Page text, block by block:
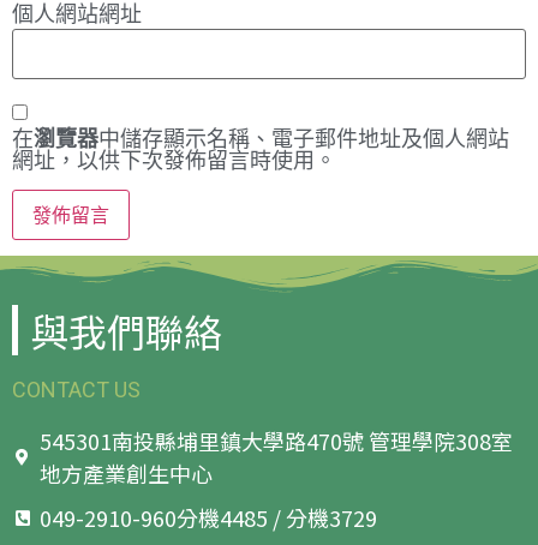
個人網站網址
在瀏覽器中儲存顯示名稱、電子郵件地址及個人網站
網址，以供下次發佈留言時使用。
與我們聯絡
CONTACT US
545301南投縣埔里鎮大學路470號 管理學院308室
地方產業創生中心
049-2910-960分機4485 / 分機3729